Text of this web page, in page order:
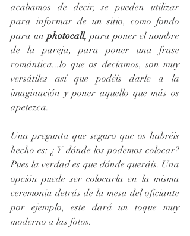
acabamos de decir, se pueden utilizar
para informar de un sitio, como fondo
para un photocall, para poner el nombre
de la pareja, para poner una frase
romántica...lo que os decíamos, son muy
versátiles así que podéis darle a la
imaginación y poner aquello que más os
apetezca.
Una pregunta que seguro que os habréis
hecho es: ¿ Y dónde los podemos colocar?
Pues la verdad es que dónde queráis. Una
opción puede ser colocarla en la misma
ceremonia detrás de la mesa del oficiante
por ejemplo, este dará un toque muy
moderno a las fotos.